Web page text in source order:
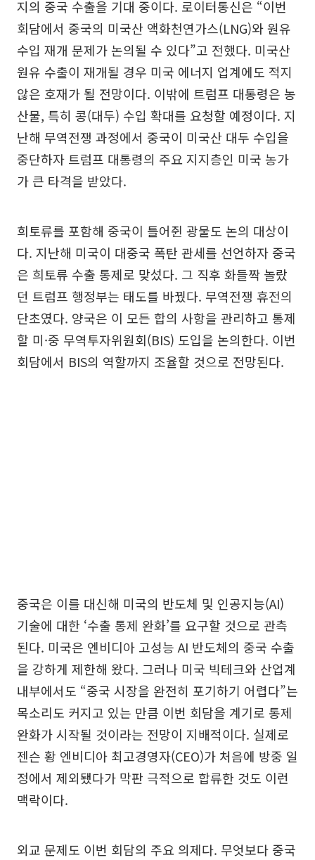
지의 중국 수출을 기대 중이다. 로이터통신은 “이번
회담에서 중국의 미국산 액화천연가스(LNG)와 원유
수입 재개 문제가 논의될 수 있다”고 전했다. 미국산
원유 수출이 재개될 경우 미국 에너지 업계에도 적지
않은 호재가 될 전망이다. 이밖에 트럼프 대통령은 농
산물, 특히 콩(대두) 수입 확대를 요청할 예정이다. 지
난해 무역전쟁 과정에서 중국이 미국산 대두 수입을
중단하자 트럼프 대통령의 주요 지지층인 미국 농가
가 큰 타격을 받았다.
희토류를 포함해 중국이 틀어쥔 광물도 논의 대상이
다. 지난해 미국이 대중국 폭탄 관세를 선언하자 중국
은 희토류 수출 통제로 맞섰다. 그 직후 화들짝 놀랐
던 트럼프 행정부는 태도를 바꿨다. 무역전쟁 휴전의
단초였다. 양국은 이 모든 합의 사항을 관리하고 통제
할 미·중 무역투자위원회(BIS) 도입을 논의한다. 이번
회담에서 BIS의 역할까지 조율할 것으로 전망된다.
중국은 이를 대신해 미국의 반도체 및 인공지능(AI)
기술에 대한 ‘수출 통제 완화’를 요구할 것으로 관측
된다. 미국은 엔비디아 고성능 AI 반도체의 중국 수출
을 강하게 제한해 왔다. 그러나 미국 빅테크와 산업계
내부에서도 “중국 시장을 완전히 포기하기 어렵다”는
목소리도 커지고 있는 만큼 이번 회담을 계기로 통제
완화가 시작될 것이라는 전망이 지배적이다. 실제로
젠슨 황 엔비디아 최고경영자(CEO)가 처음에 방중 일
정에서 제외됐다가 막판 극적으로 합류한 것도 이런
맥락이다.
외교 문제도 이번 회담의 주요 의제다. 무엇보다 중국